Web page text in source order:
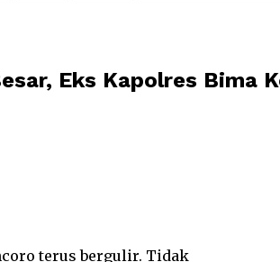
Eks Kapolres Bima